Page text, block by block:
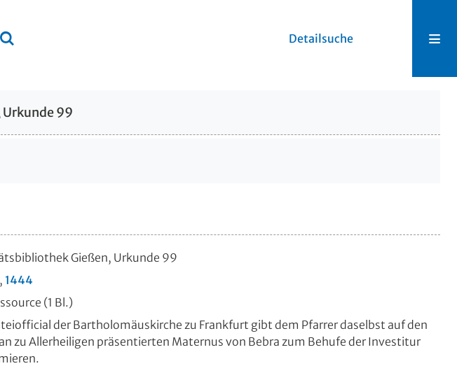
Detailsuche
99
Gießen, Urkunde 99
, 1444
(1 Bl.)
der Bartholomäuskirche zu Frankfurt gibt dem Pfarrer daselbst auf den
zu Allerheiligen präsentierten Maternus von Bebra zum Behufe der Investitur